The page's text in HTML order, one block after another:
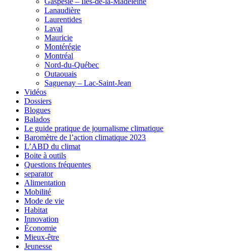
Lanaudière
Laurentides
Laval
Mauricie
Montérégie
Montréal
Nord-du-Québec
Outaouais
Saguenay – Lac-Saint-Jean
Vidéos
Dossiers
Blogues
Balados
Le guide pratique de journalisme climatique
Baromètre de l’action climatique 2023
L’ABD du climat
Boite à outils
Questions fréquentes
separator
Alimentation
Mobilité
Mode de vie
Habitat
Innovation
Économie
Mieux-être
Jeunesse